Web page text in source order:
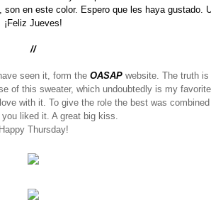
en este color. Espero que les haya gustado.
¡Feliz Jueves!
//
seen it, form the OASAP website. The truth is
of this sweater, which undoubtedly is my
with it. To give the role the best was
you liked it. A great big kiss.
Happy Thursday!